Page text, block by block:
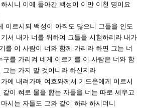
시니 이에 돌아간 백성이 이만 이천 명이요
이르시되 백성이 아직도 많으니 그들을 인도
서 내가 너를 위하여 그들을 시험하리라 내가
를 이 사람이 너와 함께 가리라 하면 그는 너
구를 가리켜 네게 이르기를 이 사람은 너와 함
는 가지 말 것이니라 하신지라
에 내려가매 여호와께서 기드온에게 이르시
같이 혀로 물을 핥는 자들을 너는 따로 세우고
시는 자들도 그와 같이 하라 하시더니